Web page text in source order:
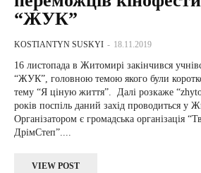
“ЖУК”
KOSTIANTYN SUSKYI - 18.11.2019
16 листопада в Житомирі закінчився
“ЖУК”, головною темою якого були
тему “Я ціную життя”. Далі розкаже “zhytomyrski.info” П’ять
років поспіль даний захід проводиться у
Організатором є громадська організація
ДрімСтеп”....
VIEW POST